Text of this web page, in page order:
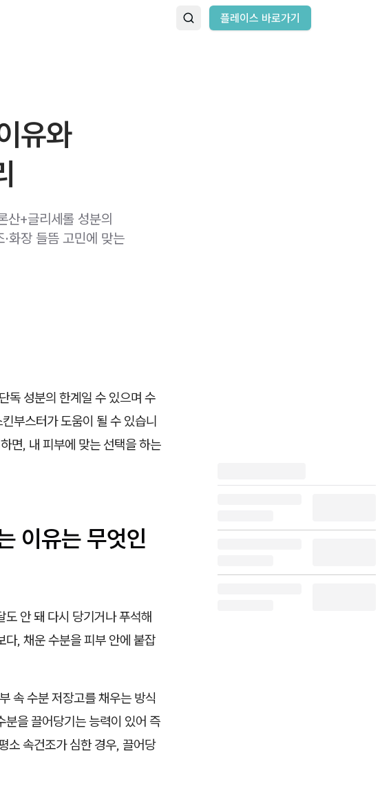
플레이스 바로가기
유와
산+글리세롤 성분의
화장 들뜸 고민에 맞는
독 성분의 한계일 수 있으며 수
부스터가 도움이 될 수 있습니
면, 내 피부에 맞는 선택을 하는
이유는 무엇인
안 돼 다시 당기거나 푸석해
, 채운 수분을 피부 안에 붙잡
속 수분 저장고를 채우는 방식
을 끌어당기는 능력이 있어 즉
소 속건조가 심한 경우, 끌어당